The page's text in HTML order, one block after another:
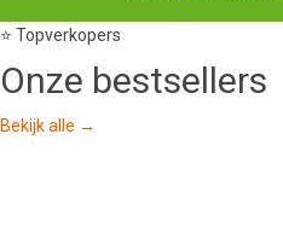
⭐ Topverkopers
Onze bestsellers
Bekijk alle →